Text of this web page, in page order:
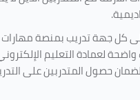
كل جهة تدريب بمنصة
واضحة لعمادة التعليم
حصول المتدربين على